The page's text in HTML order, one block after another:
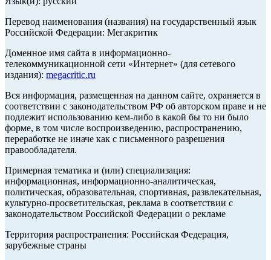
Перевод наименования (названия) на государственный язык
Российской Федерации: Мегакритик
Доменное имя сайта в информационно-
телекоммуникационной сети «Интернет» (для сетевого
издания): megacritic.ru
Вся информация, размещенная на данном сайте, охраняется в
соответствии с законодательством РФ об авторском праве и не
подлежит использованию кем-либо в какой бы то ни было
форме, в том числе воспроизведению, распространению,
переработке не иначе как с письменного разрешения
правообладателя.
Примерная тематика и (или) специализация:
информационная, информационно-аналитическая,
политическая, образовательная, спортивная, развлекательная,
культурно-просветительская, реклама в соответствии с
законодательством Российской Федерации о рекламе
Территория распространения: Российская Федерация,
зарубежные страны